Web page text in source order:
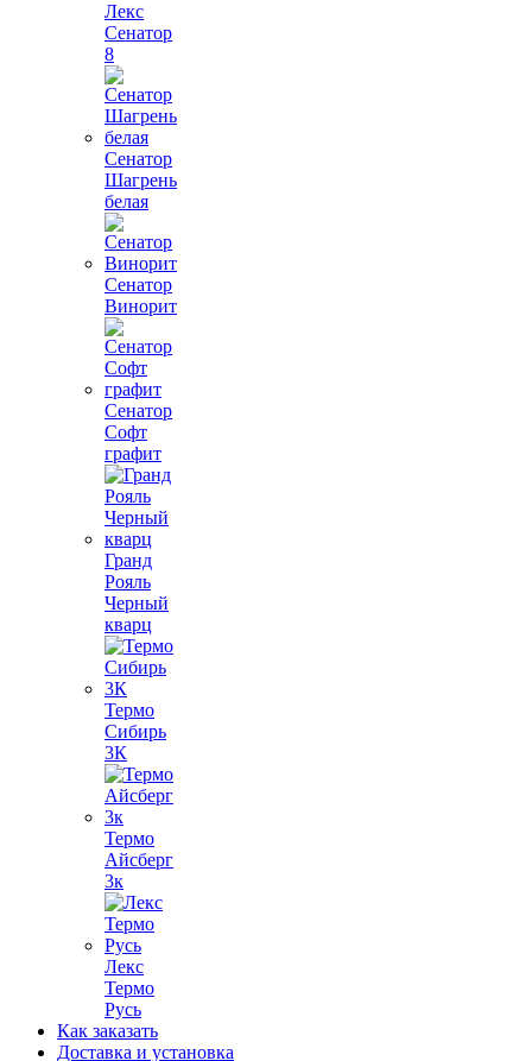
Лекс
Сенатор
8
Сенатор
Шагрень
белая
Сенатор
Винорит
Сенатор
Софт
графит
Гранд
Рояль
Черный
кварц
Термо
Сибирь
3К
Термо
Айсберг
3к
Лекс
Термо
Русь
Как заказать
Доставка и установка